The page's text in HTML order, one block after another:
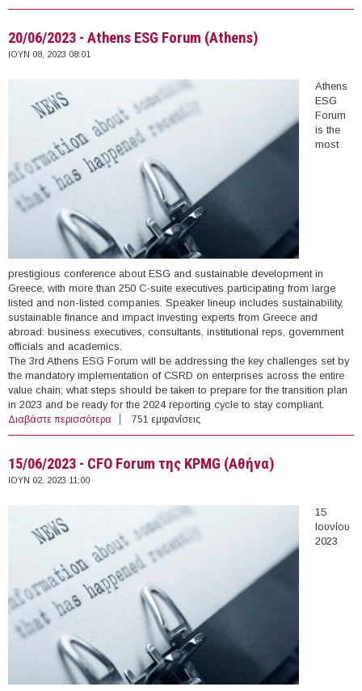
Conference (Αθήνα)
20/06/2023 - Athens ESG Forum (Athens)
ΙΟΥΝ 08, 2023 08:01
Athens
ESG
Forum
is the
most
prestigious conference about ESG and sustainable development in
Greece, with more than 250 C-suite executives participating from large
listed and non-listed companies. Speaker lineup includes sustainability,
sustainable finance and impact investing experts from Greece and
abroad: business executives, consultants, institutional reps, government
officials and academics.
The 3rd Athens ESG Forum will be addressing the key challenges set by
the mandatory implementation of CSRD on enterprises across the entire
value chain; what steps should be taken to prepare for the transition plan
in 2023 and be ready for the 2024 reporting cycle to stay compliant.
Διαβάστε περισσότερα για 20/06/2023 - Athens ESG Forum (Athens)
751 εμφανίσεις
15/06/2023 - CFO Forum της KPMG (Αθήνα)
ΙΟΥΝ 02, 2023 11:00
15
Ιουνίου
2023